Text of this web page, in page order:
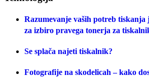
Razumevanje vaših potreb tiskanja
za izbiro pravega tonerja za
Se splača najeti tiskalnik?
Fotografije na skodelicah – kako